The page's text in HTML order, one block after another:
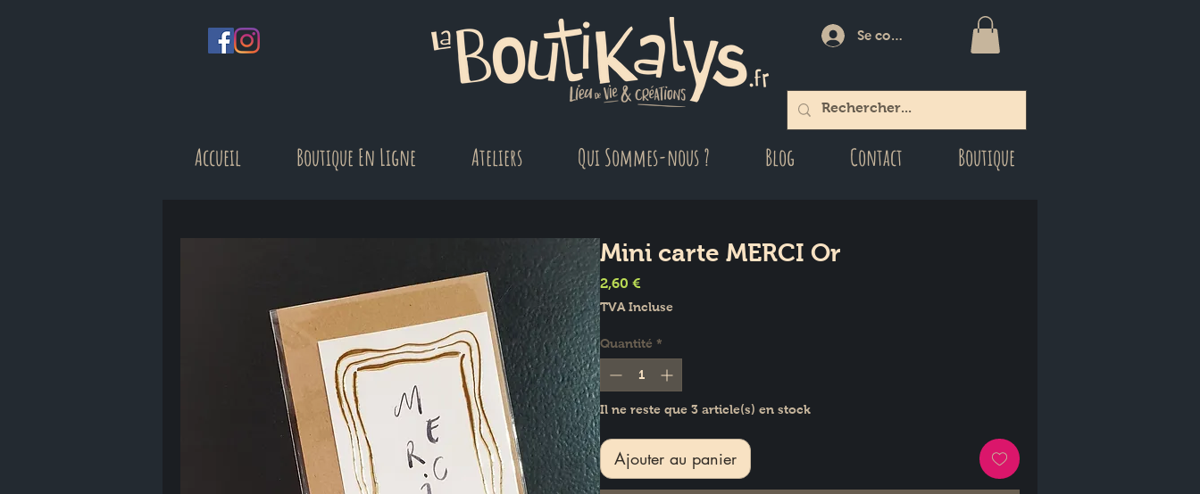
Se connecter
Accueil Boutique En Ligne Ateliers Qui Sommes-nous ? Blog Contact Boutique
Mini carte MERCI Or
2,60 €
TVA Incluse
Quantité *
Il ne reste que 3 article(s) en stock
Ajouter au panier